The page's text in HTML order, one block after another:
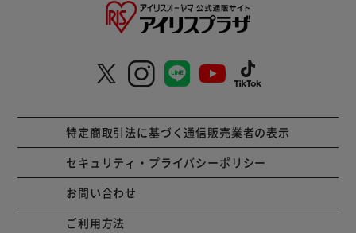
特定商取引法に基づく通信販売業者の表示
セキュリティ・プライバシーポリシー
お問い合わせ
ご利用方法